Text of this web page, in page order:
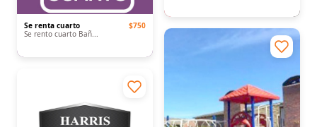
Se renta cuarto
Se rento cuarto Bañ...
$750